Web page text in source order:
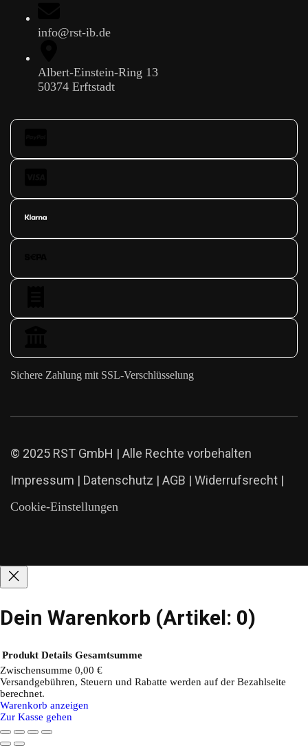
info@rst-ib.de
Albert-Einstein-Ring 13
50374 Erftstadt
Sichere Zahlung mit SSL-Verschlüsselung
© 2025 RST GmbH | Alle Rechte vorbehalten
Impressum | Datenschutz | AGB | Widerrufsrecht |
Cookie-Einstellungen
Dein Warenkorb (Artikel: 0)
Produkte
im
Warenkorb
Produkt Details Gesamtsumme
Zwischensumme 0,00 €
Versandgebühren, Steuern und Rabatte werden auf der Bezahlseite
berechnet.
Warenkorb anzeigen
Zur Kasse gehen